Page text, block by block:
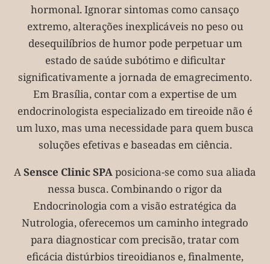
hormonal. Ignorar sintomas como cansaço
extremo, alterações inexplicáveis no peso ou
desequilíbrios de humor pode perpetuar um
estado de saúde subótimo e dificultar
significativamente a jornada de emagrecimento.
Em Brasília, contar com a expertise de um
endocrinologista especializado em tireoide não é
um luxo, mas uma necessidade para quem busca
soluções efetivas e baseadas em ciência.
ASensce Clinic SPAposiciona-se como sua aliada
nessa busca. Combinando o rigor da
Endocrinologia com a visão estratégica da
Nutrologia, oferecemos um caminho integrado
para diagnosticar com precisão, tratar com
eficácia distúrbios tireoidianos e, finalmente,